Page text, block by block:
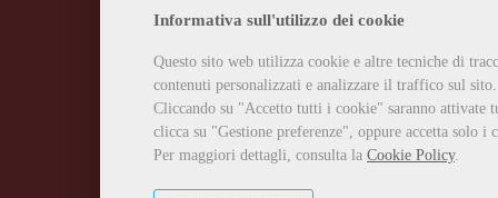
Informativa sull'utilizzo dei cookie
Questo sito web utilizza cookie e altre tecniche di
contenuti personalizzati e analizzare il traffico sul sito.
Cliccando su "Accetto tutti i cookie" saranno attivate
clicca su "Gestione preferenze", oppure accetta solo
Per maggiori dettagli, consulta la Cookie Policy.